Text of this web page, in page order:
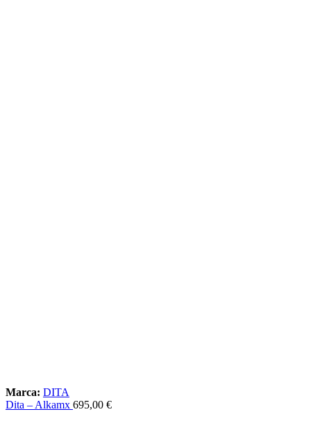
Marca: DITA
Dita – Alkamx 695,00 €